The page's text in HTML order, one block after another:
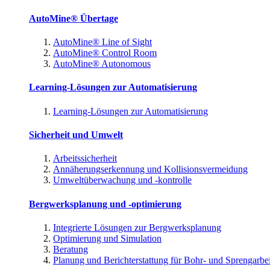
AutoMine® Übertage
AutoMine® Line of Sight
AutoMine® Control Room
AutoMine® Autonomous
Learning-Lösungen zur Automatisierung
Learning-Lösungen zur Automatisierung
Sicherheit und Umwelt
Arbeitssicherheit
Annäherungserkennung und Kollisionsvermeidung
Umweltüberwachung und -kontrolle
Bergwerksplanung und -optimierung
Integrierte Lösungen zur Bergwerksplanung
Optimierung und Simulation
Beratung
Planung und Berichterstattung für Bohr- und